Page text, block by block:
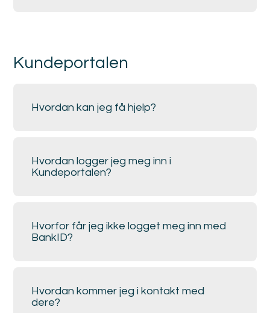
Kundeportalen
Hvordan kan jeg få hjelp?
Hvordan logger jeg meg inn i
Kundeportalen?
Hvorfor får jeg ikke logget meg inn med
BankID?
Hvordan kommer jeg i kontakt med
dere?